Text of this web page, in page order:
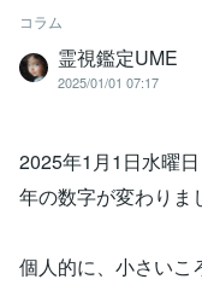
コラム
霊視鑑定UME
2025/01/01 07:17
2025年1月1日水曜日
年の数字が変わりま
個人的に、小さいこ